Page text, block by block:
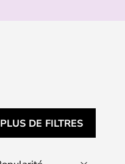
PLUS DE FILTRES